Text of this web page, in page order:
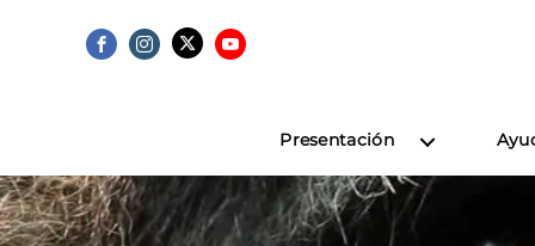
Presentación